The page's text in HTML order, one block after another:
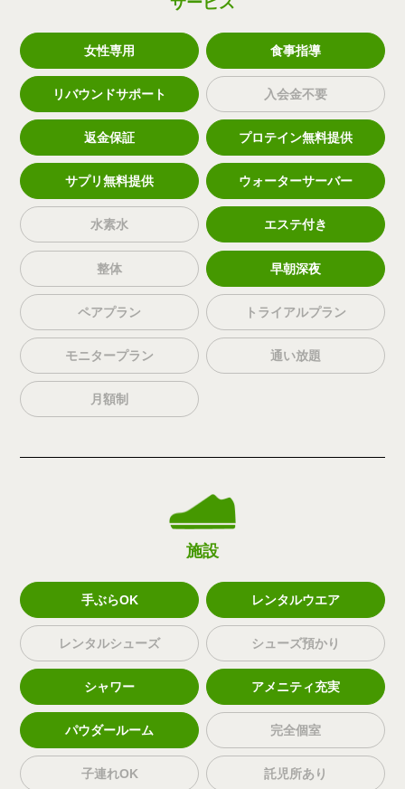
女性専用 食事指導
リバウンドサポート 入会金不要
返金保証 プロテイン無料提供
サプリ無料提供 ウォーターサーバー
水素水 エステ付き
整体 早朝深夜
ペアプラン トライアルプラン
モニタープラン 通い放題
月額制
施設
手ぶらOK レンタルウエア
レンタルシューズ シューズ預かり
シャワー アメニティ充実
パウダールーム 完全個室
子連れOK 託児所あり